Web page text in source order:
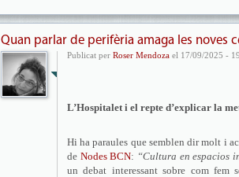
Quan parlar de perifèria amaga les noves
Publicat per Roser Mendoza el 17/09/2025 -
L’Hospitalet i el repte d’explicar la
Hi ha paraules que semblen dir molt i
de Nodes BCN: “Cultura en espacios
un debat interessant sobre com fem